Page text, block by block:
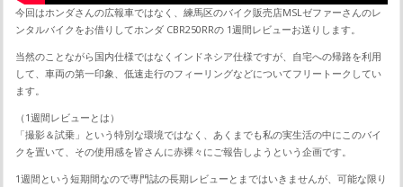
今回はホンダさんの広報車ではなく、練馬区のバイク販売店MSLゼファーさんのレ
ンタルバイクをお借りしてホンダ CBR250RRの 1週間レビューお送りします。
当然のことながら国内仕様ではなくインドネシア仕様ですが、自宅への帰路を利用
して、車両の第一印象、低速走行のフィーリングなどについてフリートークしてい
ます。
（1週間レビューとは）
「撮影＆試乗」という特別な環境ではなく、あくまでも私の実生活の中にこのバイ
クを置いて、その使用感を皆さんに赤裸々にご報告しようという企画です。
1週間という短期間なので専門誌の長期レビューとまではいきませんが、可能な限り